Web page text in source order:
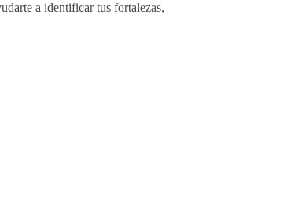
a identificar tus fortalezas,